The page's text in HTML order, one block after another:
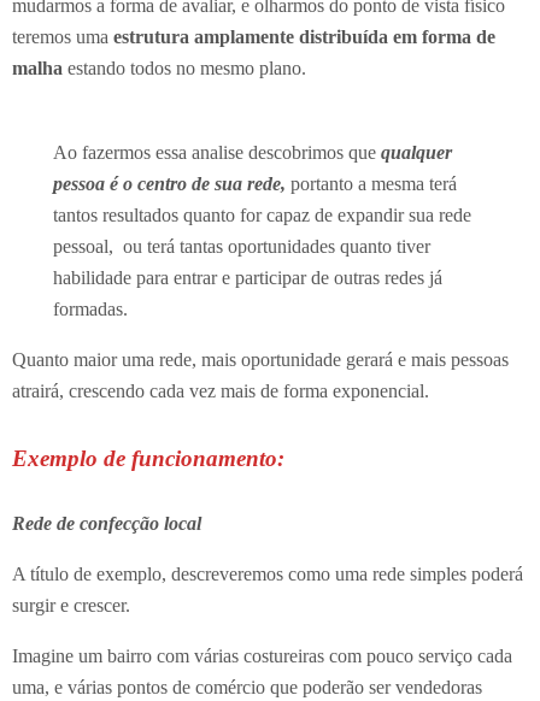
mudarmos a forma de avaliar, e olharmos do ponto de vista físico
teremos uma estrutura amplamente distribuída em forma de
malha estando todos no mesmo plano.
Ao fazermos essa analise descobrimos que qualquer
pessoa é o centro de sua rede, portanto a mesma terá
tantos resultados quanto for capaz de expandir sua rede
pessoal, ou terá tantas oportunidades quanto tiver
habilidade para entrar e participar de outras redes já
formadas.
Quanto maior uma rede, mais oportunidade gerará e mais pessoas
atrairá, crescendo cada vez mais de forma exponencial.
Exemplo de funcionamento:
Rede de confecção local
A título de exemplo, descreveremos como uma rede simples poderá
surgir e crescer.
Imagine um bairro com várias costureiras com pouco serviço cada
uma, e várias pontos de comércio que poderão ser vendedoras